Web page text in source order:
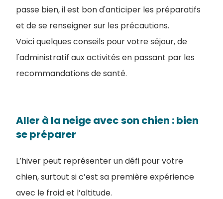
passe bien, il est bon d'anticiper les préparatifs
et de se renseigner sur les précautions.
Voici quelques conseils pour votre séjour, de
l'administratif aux activités en passant par les
recommandations de santé.
Aller à la neige avec son chien : bien
se préparer
L’hiver peut représenter un défi pour votre
chien, surtout si c’est sa première expérience
avec le froid et l’altitude.